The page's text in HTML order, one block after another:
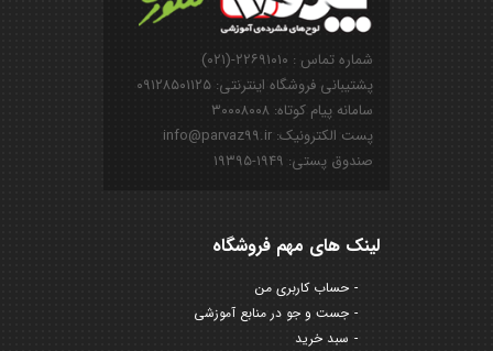
شماره تماس : ۲۲۶۹۱۰۱۰-(۰۲۱)
پشتیبانی فروشگاه اینترنتی: ۰۹۱۲۸۵۰۱۱۲۵
سامانه پیام کوتاه: ۳۰۰۰۸۰۰۸
پست الکترونیک: info@parvaz99.ir
صندوق پستی: ۱۹۴۹-۱۹۳۹۵
لینک های مهم فروشگاه
حساب کاربری من
جست و جو در منابع آموزشی
سبد خرید